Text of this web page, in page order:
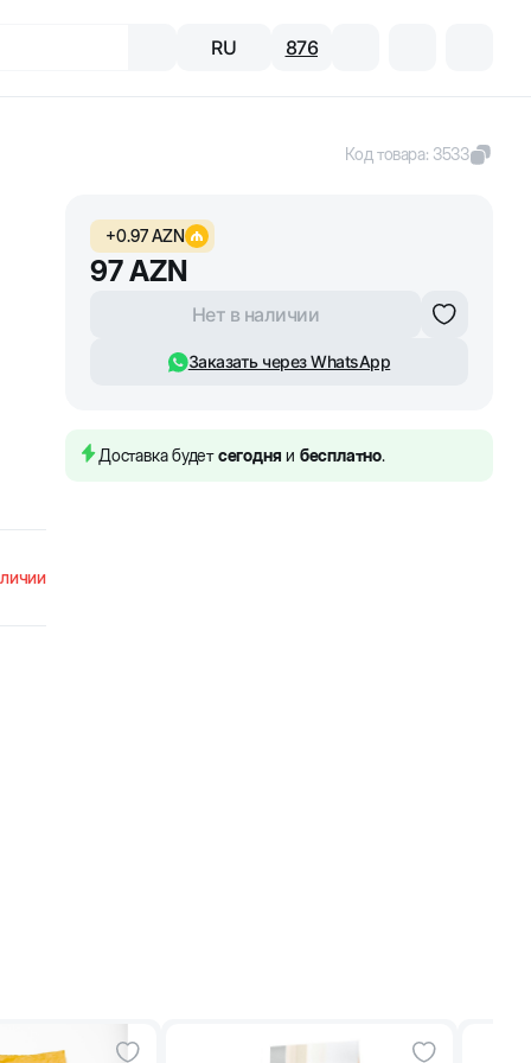
RU 876
Код товара: 3533
+0.97AZN
97AZN
Нет в наличии
Заказать через WhatsApp
Доставка будетсегодня и бесплатно.